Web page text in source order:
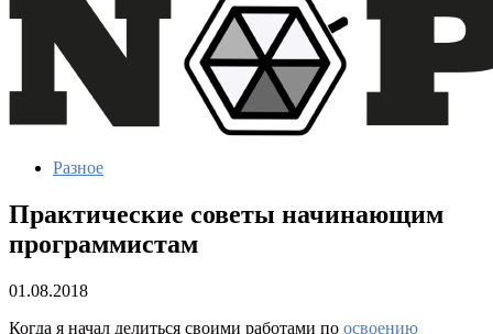
Разное
Практические советы начинающим
программистам
01.08.2018
Когда я начал делиться своими работами по освоению